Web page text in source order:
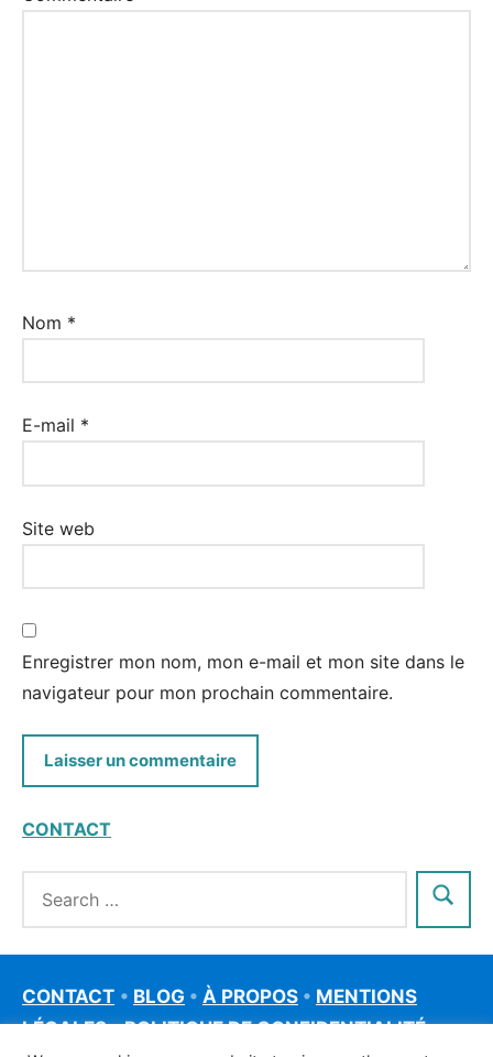
Nom *
E-mail *
Site web
Enregistrer mon nom, mon e-mail et mon site dans le
navigateur pour mon prochain commentaire.
CONTACT
CONTACT • BLOG • À PROPOS • MENTIONS
LÉGALES•POLITIQUE DE CONFIDENTIALITÉ